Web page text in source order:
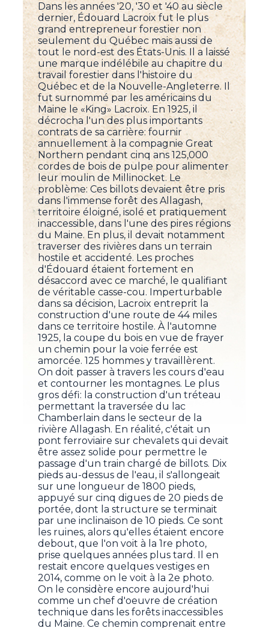
Dans les années '20, '30 et '40 au siècle
dernier, Édouard Lacroix fut le plus
grand entrepreneur forestier non
seulement du Québec mais aussi de
tout le nord-est des États-Unis. Il a laissé
une marque indélébile au chapitre du
travail forestier dans l'histoire du
Québec et de la Nouvelle-Angleterre. Il
fut surnommé par les américains du
Maine le «King» Lacroix. En 1925, il
décrocha l'un des plus importants
contrats de sa carrière: fournir
annuellement à la compagnie Great
Northern pendant cinq ans 125,000
cordes de bois de pulpe pour alimenter
leur moulin de Millinocket. Le
problème: Ces billots devaient être pris
dans l'immense forêt des Allagash,
territoire éloigné, isolé et pratiquement
inaccessible, dans l'une des pires régions
du Maine. En plus, il devait notamment
traverser des rivières dans un terrain
hostile et accidenté. Les proches
d'Édouard étaient fortement en
désaccord avec ce marché, le qualifiant
de véritable casse-cou. Imperturbable
dans sa décision, Lacroix entreprit la
construction d'une route de 44 miles
dans ce territoire hostile. À l'automne
1925, la coupe du bois en vue de frayer
un chemin pour la voie ferrée est
amorcée. 125 hommes y travaillèrent.
On doit passer à travers les cours d'eau
et contourner les montagnes. Le plus
gros défi: la construction d'un tréteau
permettant la traversée du lac
Chamberlain dans le secteur de la
rivière Allagash. En réalité, c'était un
pont ferroviaire sur chevalets qui devait
être assez solide pour permettre le
passage d'un train chargé de billots. Dix
pieds au-dessus de l'eau, il s'allongeait
sur une longueur de 1800 pieds,
appuyé sur cinq digues de 20 pieds de
portée, dont la structure se terminait
par une inclinaison de 10 pieds. Ce sont
les ruines, alors qu'elles étaient encore
debout, que l'on voit à la 1re photo,
prise quelques années plus tard. Il en
restait encore quelques vestiges en
2014, comme on le voit à la 2e photo.
On le considère encore aujourd'hui
comme un chef d'oeuvre de création
technique dans les forêts inaccessibles
du Maine. Ce chemin comprenait entre